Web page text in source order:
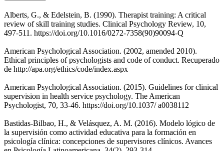
Alberts, G., & Edelstein, B. (1990). Therapist training: A critical
review of skill training studies. Clinical Psychology Review, 10,
497-511. https://doi.org/10.1016/0272-7358(90)90094-Q
American Psychological Association. (2002, amended 2010).
Ethical principles of psychologists and code of conduct. Recuperado
de http://apa.org/ethics/code/index.aspx
American Psychological Association. (2015). Guidelines for clinical
supervision in health service psychology. The American
Psychologist, 70, 33-46. https://doi.org/10.1037/ a0038112
Bastidas-Bilbao, H., & Velásquez, A. M. (2016). Modelo lógico de
la supervisión como actividad educativa para la formación en
psicología clínica: concepciones de supervisores clínicos. Avances